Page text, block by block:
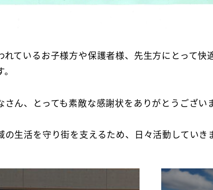
れているお子様方や保護者様、先生方にとって
ん、とっても素敵な感謝状をありがとうござい
生活を守り街を支えるため、日々活動していき